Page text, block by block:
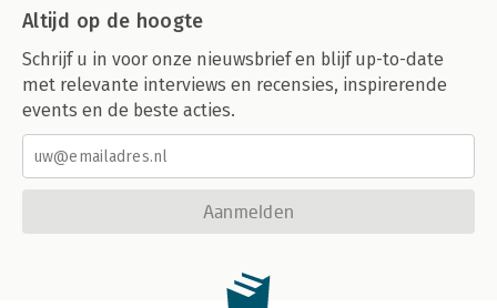
Altijd op de hoogte
Schrijf u in voor onze nieuwsbrief en blijf up-to-date
met relevante interviews en recensies, inspirerende
events en de beste acties.
Aanmelden